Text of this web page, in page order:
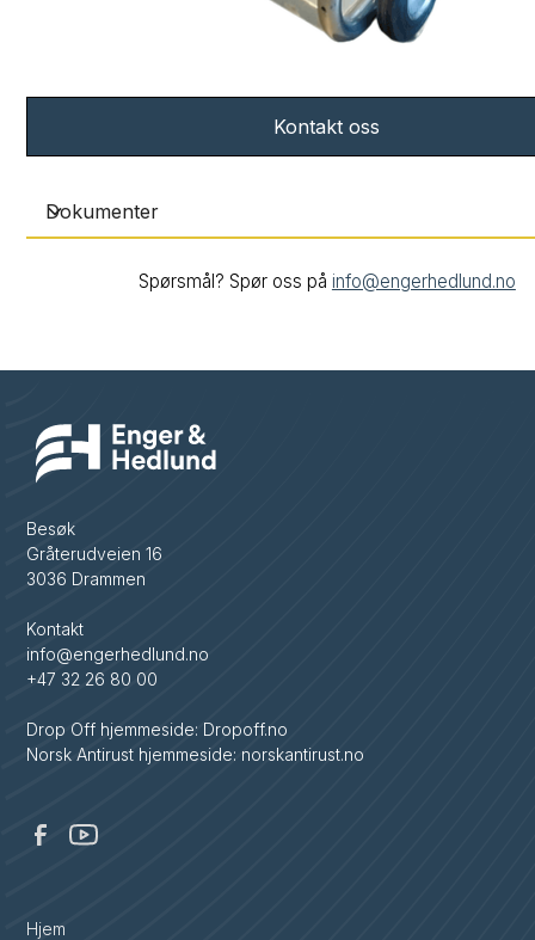
Kontakt oss
Dokumenter
Spørsmål? Spør oss på info@engerhedlund.no
Besøk
Gråterudveien 16
3036 Drammen
Kontakt
info@engerhedlund.no
+47 32 26 80 00
Drop Off hjemmeside: Dropoff.no
Norsk Antirust hjemmeside: norskantirust.no
Hjem